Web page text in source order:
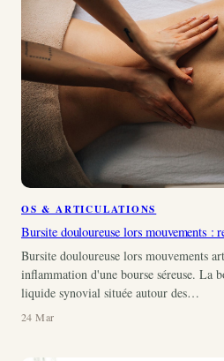
OS & ARTICULATIONS
Bursite douloureuse lors mouvements :
Bursite douloureuse lors mouvements
inflammation d'une bourse séreuse. La
liquide synovial située autour des…
24 Mar